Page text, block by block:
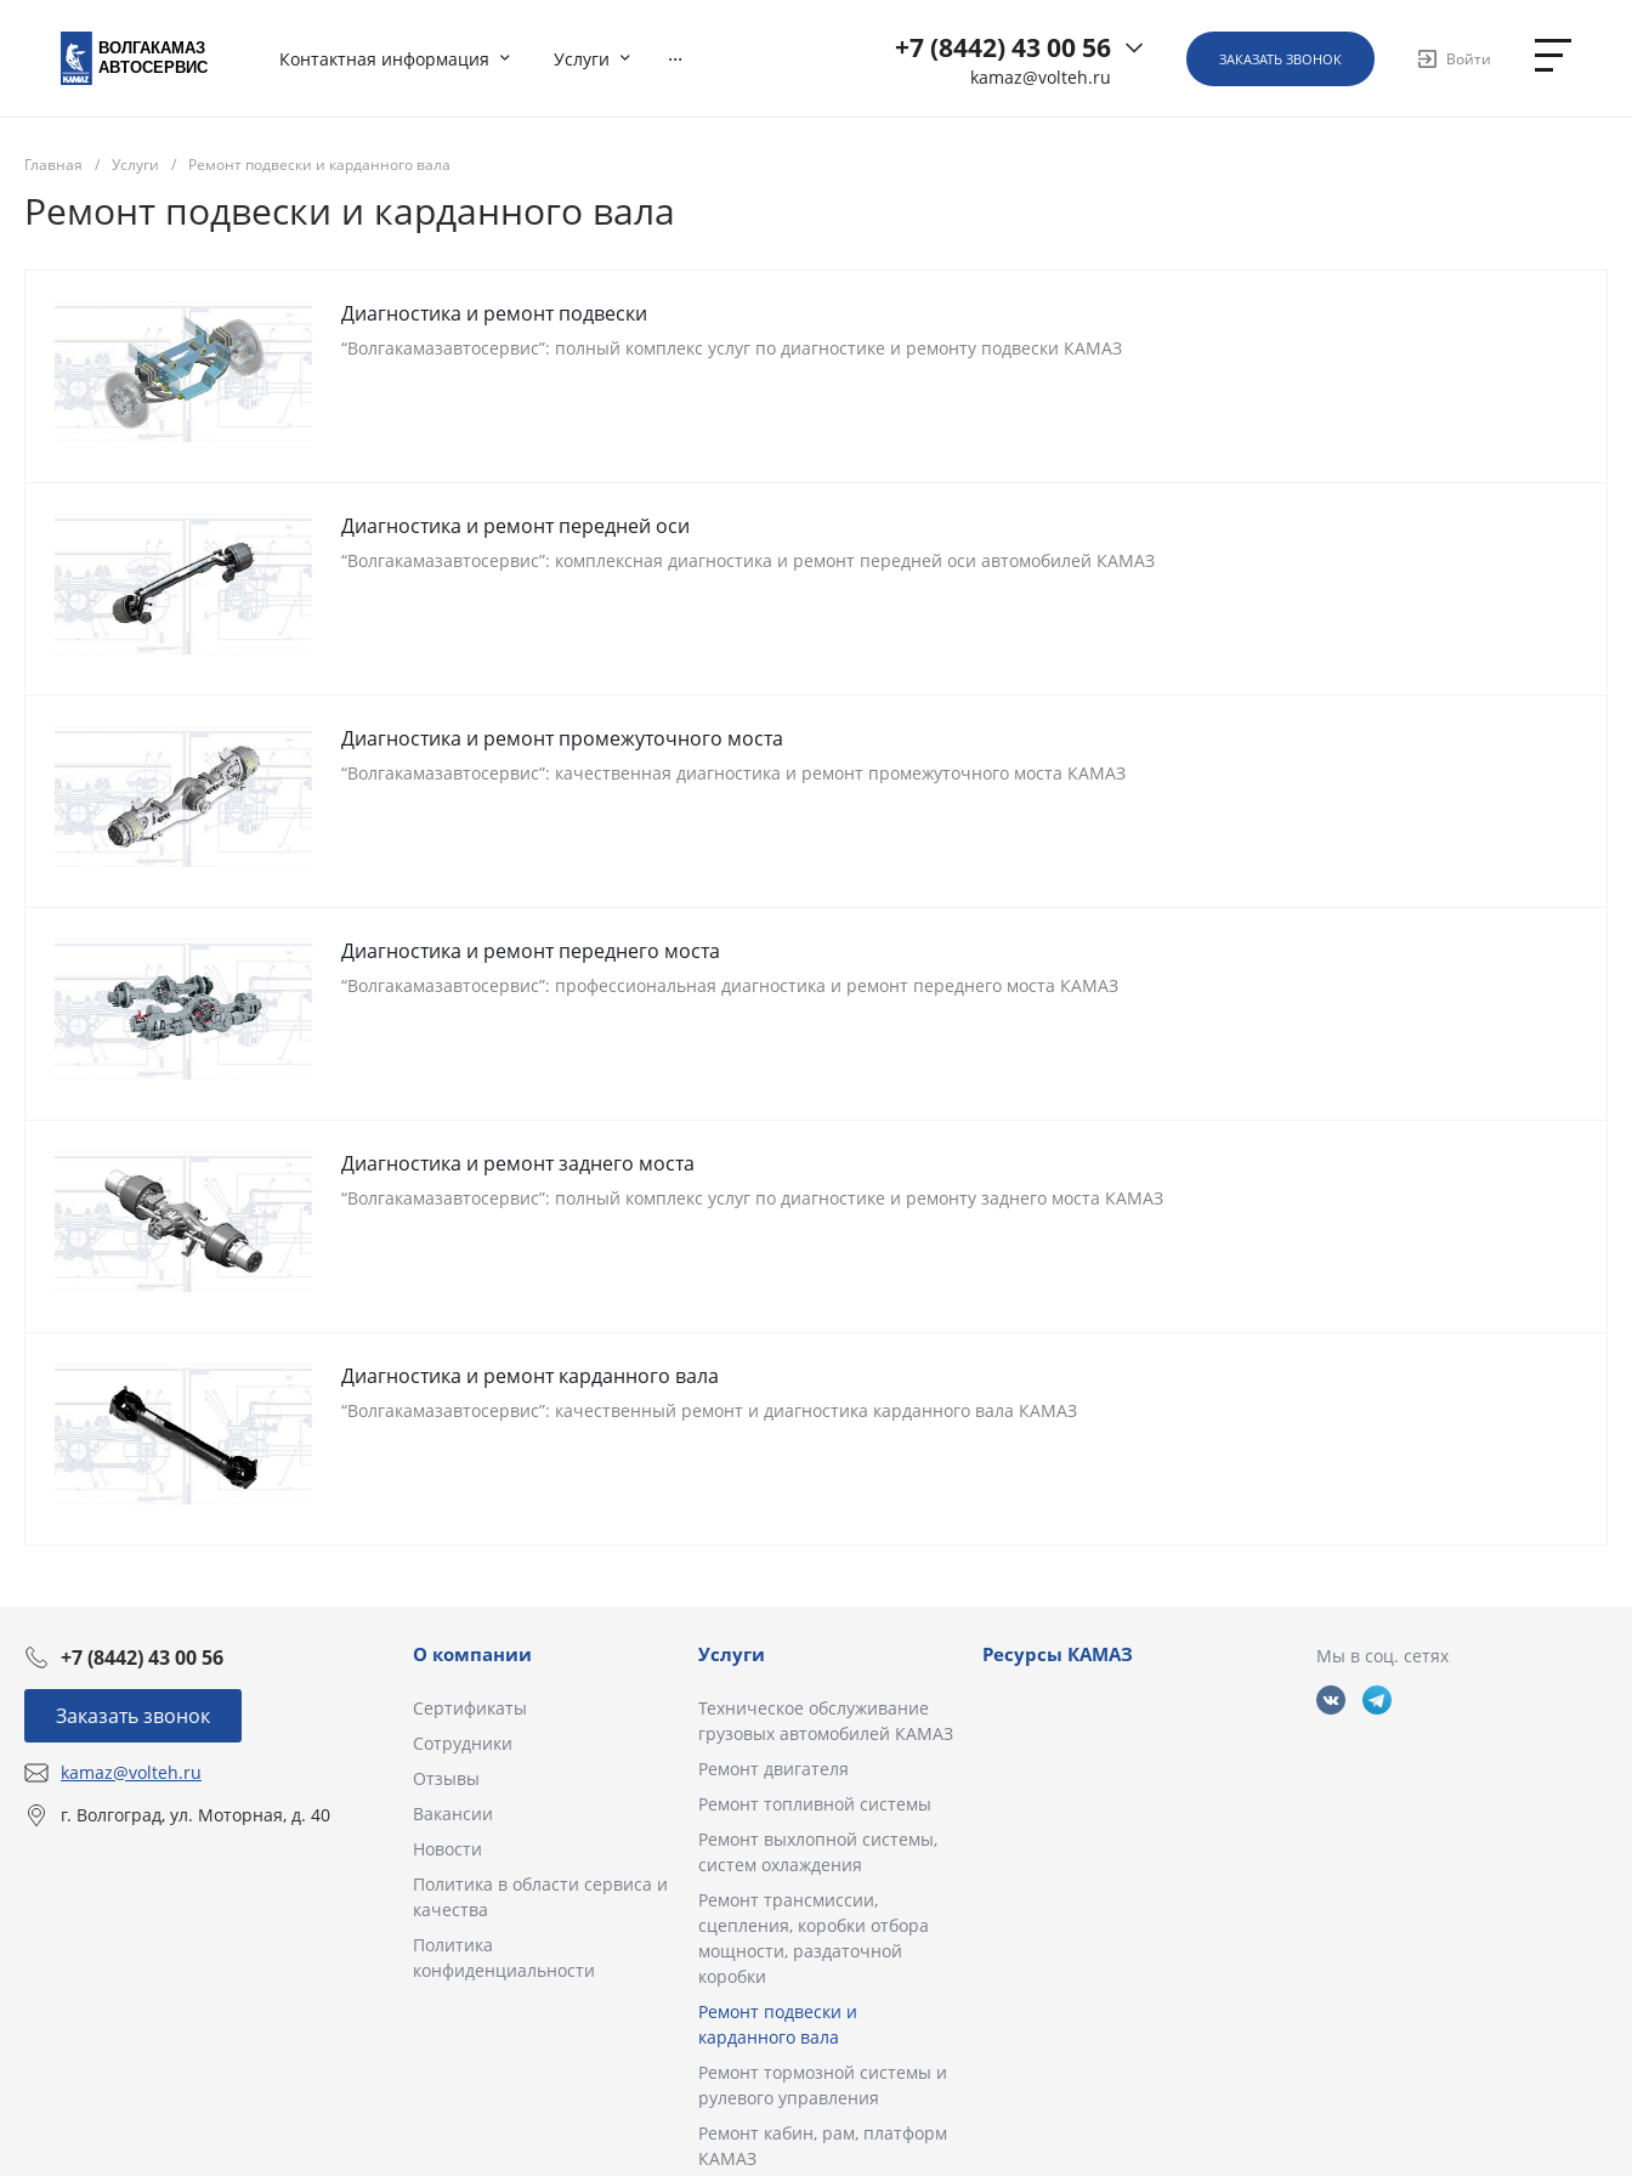
ВОЛГАКАМАЗ
АВТОСЕРВИС
Контактная информация Услуги ... +7 (8442) 43 00 56
Северная, дом 5
kamaz@volteh.ru
ЗАКАЗАТЬ ЗВОНОК Войти
Главная / Услуги / Ремонт подвески и карданного вала
Ремонт подвески и карданного вала
Диагностика и ремонт подвески
“Волгакамазавтосервис”: полный комплекс услуг по диагностике и ремонту подвески КАМАЗ
Диагностика и ремонт передней оси
“Волгакамазавтосервис”: комплексная диагностика и ремонт передней оси автомобилей КАМАЗ
Диагностика и ремонт промежуточного моста
“Волгакамазавтосервис”: качественная диагностика и ремонт промежуточного моста КАМАЗ
Диагностика и ремонт переднего моста
“Волгакамазавтосервис”: профессиональная диагностика и ремонт переднего моста КАМАЗ
Диагностика и ремонт заднего моста
“Волгакамазавтосервис”: полный комплекс услуг по диагностике и ремонту заднего моста КАМАЗ
Диагностика и ремонт карданного вала
“Волгакамазавтосервис”: качественный ремонт и диагностика карданного вала КАМАЗ
+7 (8442) 43 00 56
Заказать звонок
kamaz@volteh.ru
г. Волгоград, ул. Моторная, д. 40
О компании
Сертификаты
Сотрудники
Отзывы
Вакансии
Новости
Политика в области сервиса и
качества
Политика
конфиденциальности
Услуги
Техническое обслуживание
грузовых автомобилей КАМАЗ
Ремонт двигателя
Ремонт топливной системы
Ремонт выхлопной системы,
систем охлаждения
Ремонт трансмиссии,
сцепления, коробки отбора
мощности, раздаточной
коробки
Ремонт подвески и
карданного вала
Ремонт тормозной системы и
рулевого управления
Ремонт кабин, рам, платформ
КАМАЗ
Ресурсы КАМАЗ Мы в соц. сетях